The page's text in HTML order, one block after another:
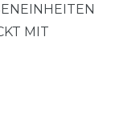
MIT